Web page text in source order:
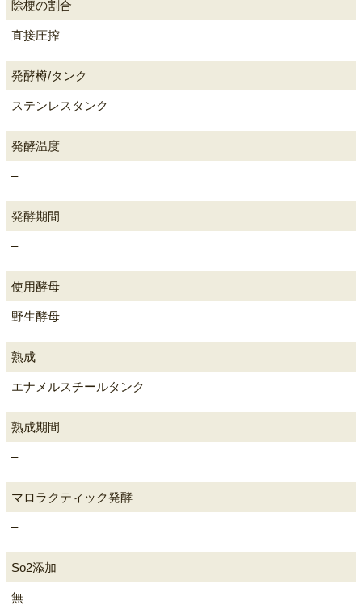
除梗の割合
直接圧搾
発酵樽/タンク
ステンレスタンク
発酵温度
–
発酵期間
–
使用酵母
野生酵母
熟成
エナメルスチールタンク
熟成期間
–
マロラクティック発酵
–
So2添加
無